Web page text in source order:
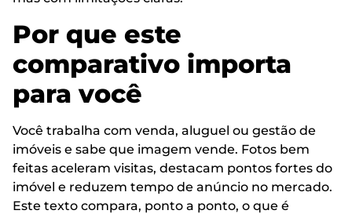
Por que este
comparativo importa
para você
Você trabalha com venda, aluguel ou gestão de
imóveis e sabe que imagem vende. Fotos bem
feitas aceleram visitas, destacam pontos fortes do
imóvel e reduzem tempo de anúncio no mercado.
Este texto compara, ponto a ponto, o que é